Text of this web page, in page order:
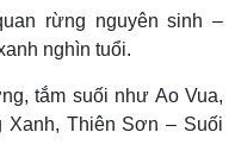
rừng nguyên sinh –
nghìn tuổi.
tắm suối như Ao Vua,
Xanh, Thiên Sơn – Suối